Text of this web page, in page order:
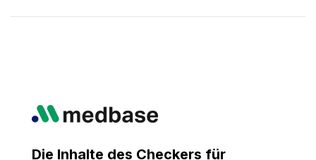
Die Inhalte des Checkers für